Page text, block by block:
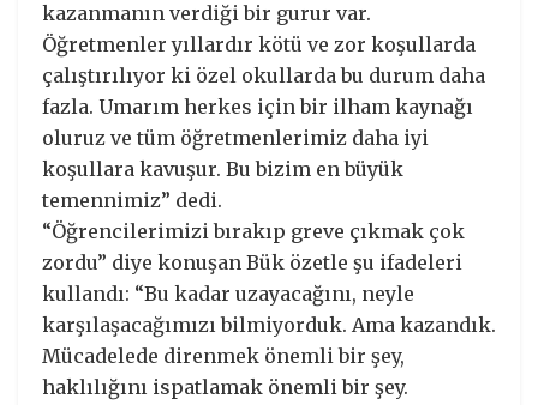
kazanmanın verdiği bir gurur var.
Öğretmenler yıllardır kötü ve zor koşullarda
çalıştırılıyor ki özel okullarda bu durum daha
fazla. Umarım herkes için bir ilham kaynağı
oluruz ve tüm öğretmenlerimiz daha iyi
koşullara kavuşur. Bu bizim en büyük
temennimiz” dedi.
“Öğrencilerimizi bırakıp greve çıkmak çok
zordu” diye konuşan Bük özetle şu ifadeleri
kullandı: “Bu kadar uzayacağını, neyle
karşılaşacağımızı bilmiyorduk. Ama kazandık.
Mücadelede direnmek önemli bir şey,
haklılığını ispatlamak önemli bir şey.